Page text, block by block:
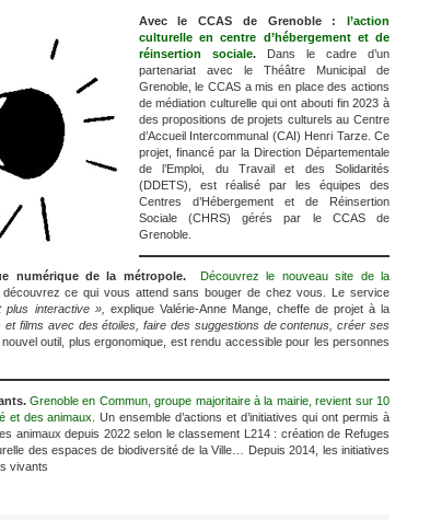
Avec le CCAS de Grenoble : l’action
culturelle en centre d’hébergement et de
réinsertion sociale. Dans le cadre d’un
partenariat avec le Théâtre Municipal de
Grenoble, le CCAS a mis en place des actions
de médiation culturelle qui ont abouti fin 2023 à
des propositions de projets culturels au Centre
d’Accueil Intercommunal (CAI) Henri Tarze. Ce
projet, financé par la Direction Départementale
de l’Emploi, du Travail et des Solidarités
(DDETS), est réalisé par les équipes des
Centres d’Hébergement et de Réinsertion
Sociale (CHRS) gérés par le CCAS de
Grenoble.
numérique de la métropole.
Découvrez le nouveau site de la
ce qui vous attend sans bouger de chez vous. Le service
plus interactive », explique Valérie-Anne Mange, cheffe de projet à la
films avec des étoiles, faire des suggestions de contenus, créer ses
outil, plus ergonomique, est rendu accessible pour les personnes
Grenoble en Commun, groupe majoritaire à la mairie, revient sur 10
et des animaux
. Un ensemble d’actions et d’initiatives qui ont permis à
animaux depuis 2022 selon le classement L214 : création de Refuges
des espaces de biodiversité de la Ville… Depuis 2014, les initiatives
vivants